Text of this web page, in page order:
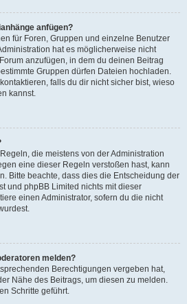
anfügen?
für Foren, Gruppen und einzelne Benutzer
hat es möglicherweise nicht
anzufügen, in dem du deinen Beitrag
Gruppen dürfen Dateien hochladen.
falls du dir nicht sicher bist, wieso
kannst.
die meistens von der Administration
eine dieser Regeln verstoßen hast, kann
Bitte beachte, dass dies die Entscheidung der
und phpBB Limited nichts mit dieser
einen Administrator, sofern du die nicht
melden?
Berechtigungen vergeben hat,
Nähe des Beitrags, um diesen zu melden.
Schritte geführt.